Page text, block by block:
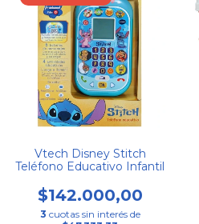
Vtech Disney Stitch
Teléfono Educativo Infantil
$142.000,00
3 cuotas sin interés de